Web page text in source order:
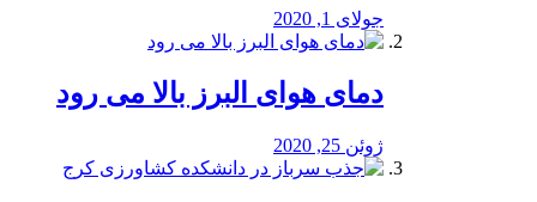
جولای 1, 2020
دمای هوای البرز بالا می رود
ژوئن 25, 2020